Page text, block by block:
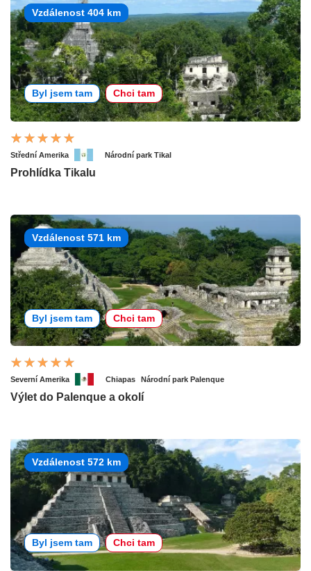
Vzdálenost 404 km
Byl jsem tam Chci tam
Střední Amerika Národní park Tikal
Prohlídka Tikalu
Vzdálenost 571 km
Byl jsem tam Chci tam
Severní Amerika Chiapas Národní park Palenque
Výlet do Palenque a okolí
Vzdálenost 572 km
Byl jsem tam Chci tam